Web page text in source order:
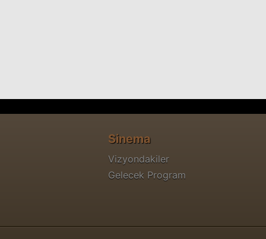
Sinema
Vizyondakiler
Gelecek Program